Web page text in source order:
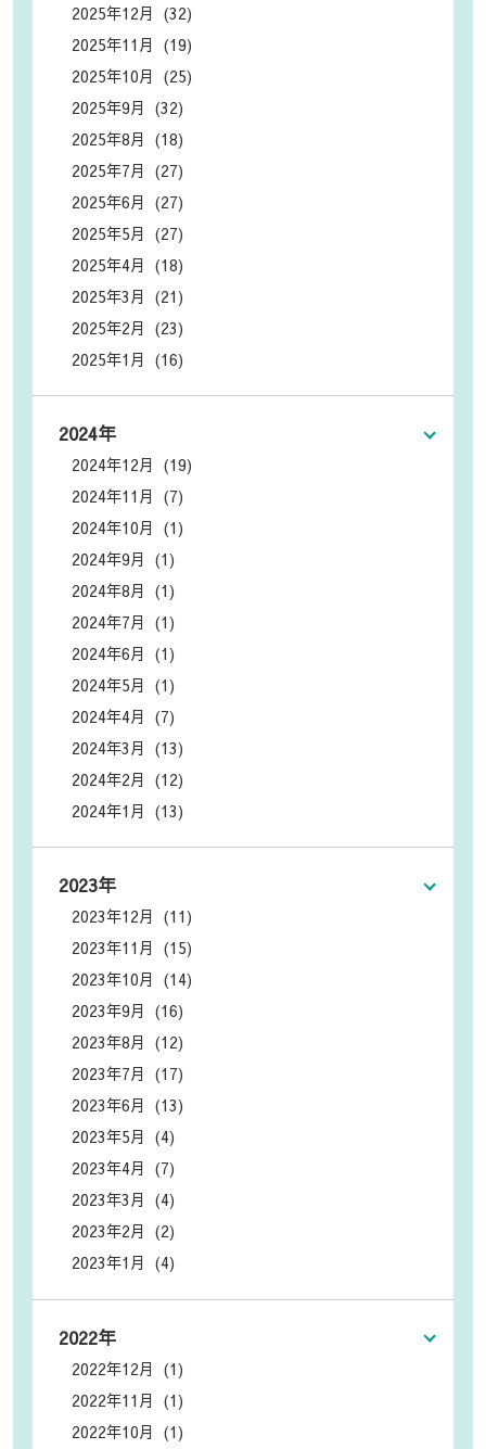
2025年12月 (32)
2025年11月 (19)
2025年10月 (25)
2025年9月 (32)
2025年8月 (18)
2025年7月 (27)
2025年6月 (27)
2025年5月 (27)
2025年4月 (18)
2025年3月 (21)
2025年2月 (23)
2025年1月 (16)
2024年
2024年12月 (19)
2024年11月 (7)
2024年10月 (1)
2024年9月 (1)
2024年8月 (1)
2024年7月 (1)
2024年6月 (1)
2024年5月 (1)
2024年4月 (7)
2024年3月 (13)
2024年2月 (12)
2024年1月 (13)
2023年
2023年12月 (11)
2023年11月 (15)
2023年10月 (14)
2023年9月 (16)
2023年8月 (12)
2023年7月 (17)
2023年6月 (13)
2023年5月 (4)
2023年4月 (7)
2023年3月 (4)
2023年2月 (2)
2023年1月 (4)
2022年
2022年12月 (1)
2022年11月 (1)
2022年10月 (1)